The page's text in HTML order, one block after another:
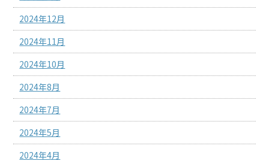
2024年12月
2024年11月
2024年10月
2024年8月
2024年7月
2024年5月
2024年4月